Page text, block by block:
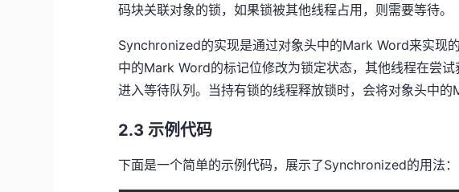
码块关联对象的锁，如果锁被其他线程占用，则需要等待。
Synchronized的实现是通过对象头中的Mark Word来实现
中的Mark Word的标记位修改为锁定状态，其他线程在尝
进入等待队列。当持有锁的线程释放锁时，会将对象头中的
2.3 示例代码
下面是一个简单的示例代码，展示了Synchronized的用法：